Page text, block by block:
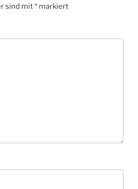
sind mit* markiert